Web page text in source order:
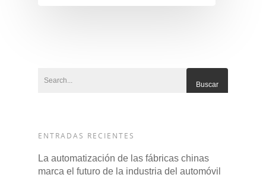
ENTRADAS RECIENTES
La automatización de las fábricas chinas
marca el futuro de la industria del automóvil